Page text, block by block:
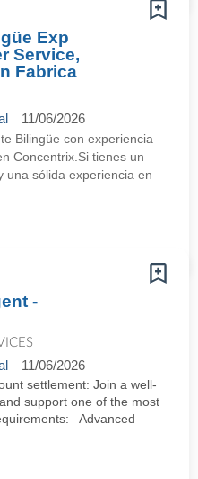
Exp
Service,
Fabrica
11/06/2026
Bilingüe con experiencia
Concentrix.Si tienes un
una sólida experiencia en
-
11/06/2026
settlement: Join a well-
support one of the most
Advanced